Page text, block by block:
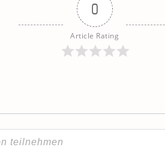
0
Article Rating